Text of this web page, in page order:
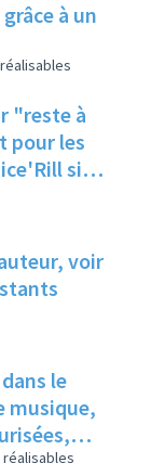
à un
"reste à
pour les
si
voir
le
musique,
que les